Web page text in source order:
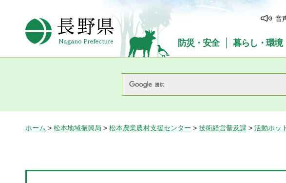
長野県Nagano Prefecture
音
防災・安全 暮らし・環境
ホーム > 松本地域振興局 > 松本農業農村支援センター > 技術経営普及課 > 活動ホッ